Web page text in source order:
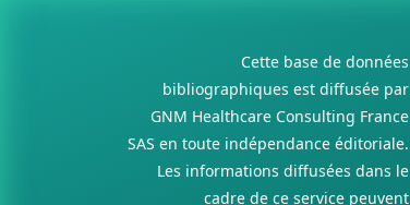
Cette base de données
bibliographiques est diffusée par
GNM Healthcare Consulting France
SAS en toute indépendance éditoriale.
Les informations diffusées dans le
cadre de ce service peuvent